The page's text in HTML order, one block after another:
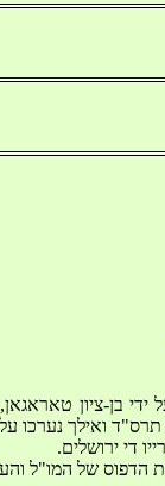
בן-ציון
ואילך נערכו על
די ירושלים.
הדפוס של המו"ל